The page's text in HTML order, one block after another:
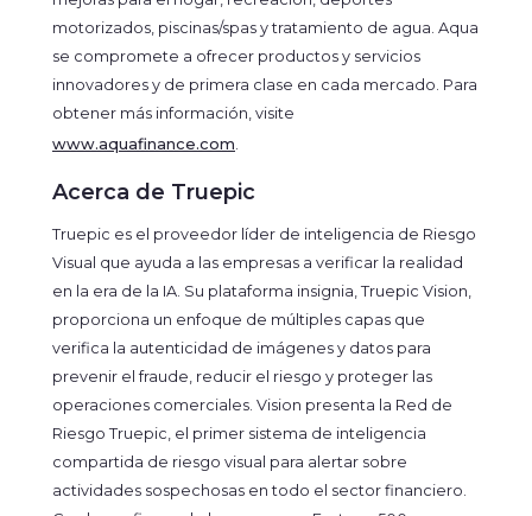
motorizados, piscinas/spas y tratamiento de agua. Aqua
se compromete a ofrecer productos y servicios
innovadores y de primera clase en cada mercado. Para
obtener más información, visite
www.aquafinance.com
Acerca de Truepic
Truepic es el proveedor líder de inteligencia de Riesgo
Visual que ayuda a las empresas a verificar la realidad
en la era de la IA. Su plataforma insignia, Truepic Vision,
proporciona un enfoque de múltiples capas que
verifica la autenticidad de imágenes y datos para
prevenir el fraude, reducir el riesgo y proteger las
operaciones comerciales. Vision presenta la Red de
Riesgo Truepic, el primer sistema de inteligencia
compartida de riesgo visual para alertar sobre
actividades sospechosas en todo el sector financiero.